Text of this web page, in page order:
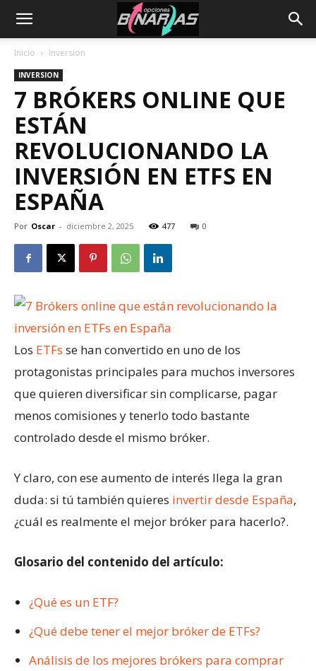
Inicio Inversion
INVERSION
7 BRÓKERS ONLINE QUE
ESTÁN
REVOLUCIONANDO LA
INVERSIÓN EN ETFS EN
ESPAÑA
Por Oscar - diciembre 2, 2025 477 0
Los ETFs se han convertido en uno de los
protagonistas principales para muchos inversores
que quieren diversificar sin complicarse, pagar
menos comisiones y tenerlo todo bastante
controlado desde el mismo bróker.
Y claro, con ese aumento de interés llega la gran
duda: si tú también quieres invertir desde España,
¿cuál es realmente el mejor bróker para hacerlo?.
Glosario del contenido del artículo:
¿Qué es un ETF?
¿Qué debe tener el mejor bróker de ETFs?
Análisis de los mejores brókers para comprar